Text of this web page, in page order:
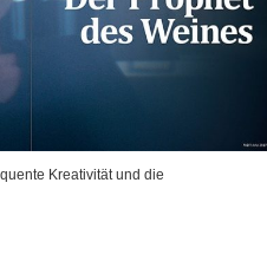
Kreativität und die